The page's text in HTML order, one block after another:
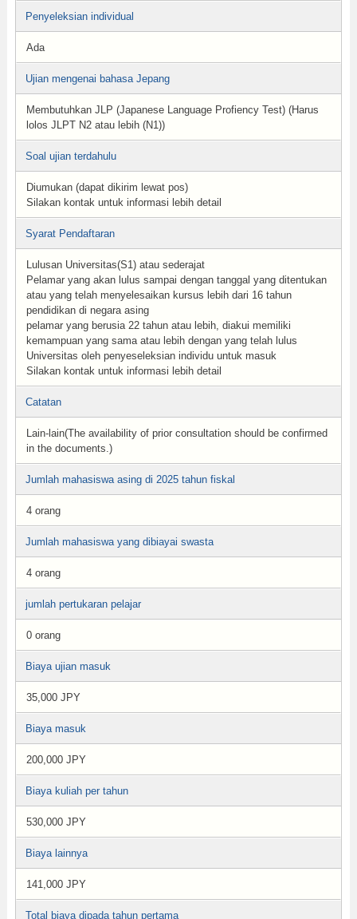
Penyeleksian individual
Ada
Ujian mengenai bahasa Jepang
Membutuhkan JLP (Japanese Language Profiency Test) (Harus
lolos JLPT N2 atau lebih (N1))
Soal ujian terdahulu
Diumukan (dapat dikirim lewat pos)
Silakan kontak untuk informasi lebih detail
Syarat Pendaftaran
Lulusan Universitas(S1) atau sederajat
Pelamar yang akan lulus sampai dengan tanggal yang ditentukan
atau yang telah menyelesaikan kursus lebih dari 16 tahun
pendidikan di negara asing
pelamar yang berusia 22 tahun atau lebih, diakui memiliki
kemampuan yang sama atau lebih dengan yang telah lulus
Universitas oleh penyeseleksian individu untuk masuk
Silakan kontak untuk informasi lebih detail
Catatan
Lain-lain(The availability of prior consultation should be confirmed
in the documents.)
Jumlah mahasiswa asing di 2025 tahun fiskal
4 orang
Jumlah mahasiswa yang dibiayai swasta
4 orang
jumlah pertukaran pelajar
0 orang
Biaya ujian masuk
35,000 JPY
Biaya masuk
200,000 JPY
Biaya kuliah per tahun
530,000 JPY
Biaya lainnya
141,000 JPY
Total biaya dipada tahun pertama